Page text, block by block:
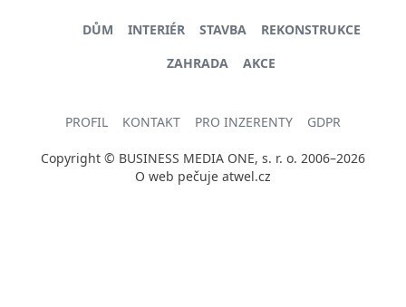
DŮM INTERIÉR STAVBA
REKONSTRUKCE
ZAHRADA
AKCE
PROFIL KONTAKT PRO INZERENTY GDPR
Copyright © BUSINESS MEDIA ONE, s. r. o. 2006–2026